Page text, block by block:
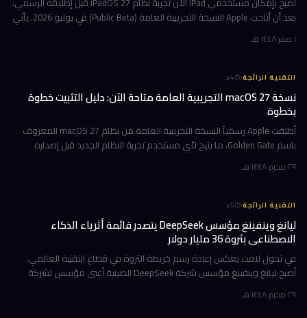
بعد أن أتاحت Apple النسخة التجريبية العامة (Public Beta) في يوليو 2026. يأتي
١ صفر ١٤٤٨ هـ
التقنية الرائجة·
4د
نسخة macOS 27 التجريبية العامة متاحة الآن: دليل التثبيت خطوة
بخطوة
أطلقت Apple رسمياً النسخة التجريبية العامة من نظام macOS 27 المعروف
باسم Golden Gate، ما يتيح لأي مستخدم تجربة النظام الجديد قبل إصداره
٢٩ محرم ١٤٤٨ هـ
التقنية الرائجة·
5د
ليانغ وينفينغ مؤسس DeepSeek يتصدر قائمة أثرياء الذكاء
الاصطناعي بثروة 36 مليار دولار
في تحول لافت يعكس إعادة رسم خريطة الثروة في قطاع التقنية العالمي،
أصبح ليانغ وينفينغ مؤسس شركة DeepSeek الصينية أغنى مؤسس لشركة
٢٩ محرم ١٤٤٨ هـ